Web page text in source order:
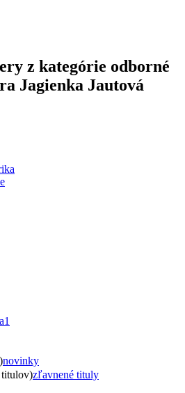
z kategórie odborné
Jagienka Jautová
1
novinky
zľavnené tituly